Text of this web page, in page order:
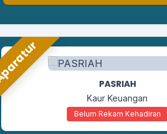
LILIK SUSANTO
Kaur Umum Perencanaan
Belum Rekam Kehadiran